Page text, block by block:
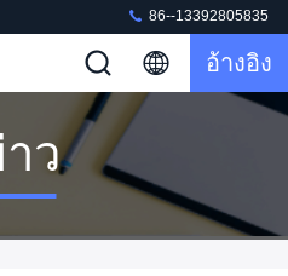
86--13392805835
อ้างอิง
ว